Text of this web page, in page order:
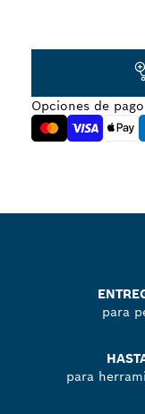
Opciones de pago
para
para